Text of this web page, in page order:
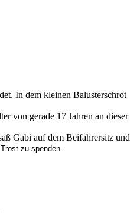
In dem kleinen Balusterschrot
von gerade 17 Jahren an dieser
Gabi auf dem Beifahrersitz und
zu spenden.